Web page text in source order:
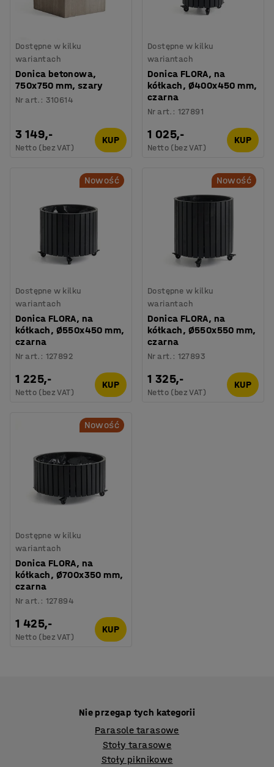
Dostępne w kilku
wariantach
Donica betonowa,
750x750 mm, szary
Nr art. : 310614
3 149,-
Netto (bez VAT)
KUP
Dostępne w kilku
wariantach
Donica FLORA, na
kółkach, Ø400x450 mm,
czarna
Nr art. : 127891
1 025,-
Netto (bez VAT)
KUP
Nowość
Dostępne w kilku
wariantach
Donica FLORA, na
kółkach, Ø550x450 mm,
czarna
Nr art. : 127892
1 225,-
Netto (bez VAT)
KUP
Nowość
Dostępne w kilku
wariantach
Donica FLORA, na
kółkach, Ø550x550 mm,
czarna
Nr art. : 127893
1 325,-
Netto (bez VAT)
KUP
Nowość
Dostępne w kilku
wariantach
Donica FLORA, na
kółkach, Ø700x350 mm,
czarna
Nr art. : 127894
1 425,-
Netto (bez VAT)
KUP
Nie przegap tych kategorii
Parasole tarasowe
Stoły tarasowe
Stoły piknikowe